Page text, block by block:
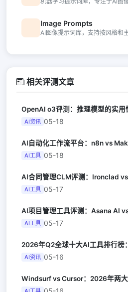
Image Prompts
AI图像提示词库，支持按风格和
相关评测文章
AI资讯 05-18
AI工具 05-18
AI合同管理CLM评测：Ironclad
AI工具 05-17
AI工具 05-17
AI资讯 05-16